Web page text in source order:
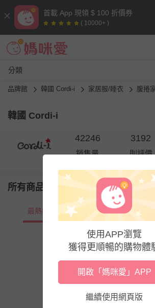
首載 App 現領 $ 100 折價券
( 10000+ )
分類
品牌館 韓國 Cordi-i 家居服/睡衣 腹捲
韓國 Cordi-i
42246
銷售量
3192
則評價
所有商品
最熱銷 新上市
使用APP瀏覽
獲得更順暢的購物體
開啟「媽咪愛」APP
繼續使用網頁版